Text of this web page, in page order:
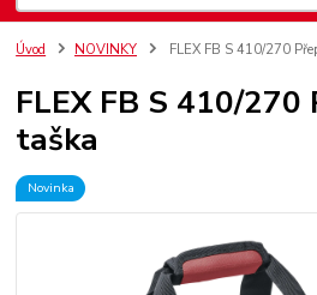
Úvod NOVINKY FLEX FB S 410/270
FLEX FB S 410/
taška
Novinka